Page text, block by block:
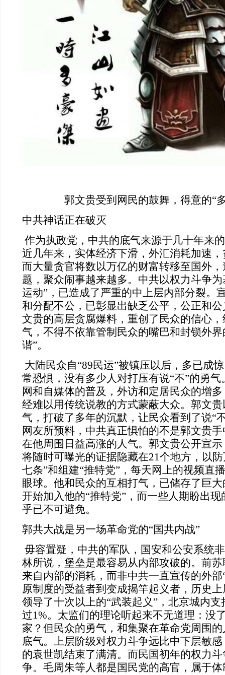
郭文贵受到网民的鼓舞，得意的“
中共神话正在破灭
作为执政党，中共的底气来源于几十年来
近几年来，实体经济下滑，外汇消耗加速
而大量贪官将数以万亿的财富转移至国外
题，聚众闹事越来越多。中共以权力斗争
运动”，已造成了严重的中上层内部分裂。
和分配不公，已彰显出缺乏公平，公正和
文贵的高层贪腐爆料，重创了民众的信心
气，不得不依靠管制民众的嘴巴和封锁外
谐”。
大陆民众自“89民运”被镇压以后，多已成
常恐惧，没有多少人对打压有说“不”的勇
网和自媒体的普及，外访和定居民众的增
经难以用传统说教的方式蒙蔽大众。郭文
气，打破了多年的沉默，让民众看到了说“
网友所预料，中共真正惧怕的不是郭文贵
在他周围日益高涨的人气。郭文贵公开宣
将随时可曝光的证据隐藏在21个地方，以
七条”和组建“推特党”，每天网上的视频直
眼球。他和民众的互相打气，已储存了巨
开始加入他的“推特党”，而一些人期盼出
乎已不可避免。
郭共大战是另一场革命党的“国共内战”
毋容置疑，中共的军队，国安和公安系统
林所说，堡垒是最容易从内部攻破的。前
来自内部的消耗，而非中共一直宣传的外部
原制度的受益者到变成揭竿起义者，历史
领导了十次以上的“武装起义”，北京城内
过1%。太监们的理论听起来不无道理：没
家？但民众的勇气，和集聚在革命党周围
底气。上层阶级对权力斗争远比中下层敏
的袁世凯结束了满清。而民国初年的权力
争。毛周朱等人都是国民党的高官，属于